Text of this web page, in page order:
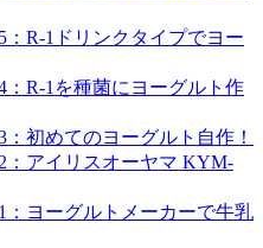
R-1ドリンクタイプでヨー
R-1を種菌にヨーグルト作
初めてのヨーグルト自作！
：アイリスオーヤマ KYM-
：ヨーグルトメーカーで牛乳